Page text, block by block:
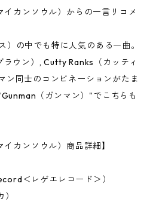
イカンソウル）からの一言リコメ
の中でも特に人気のある一曲。
ウン）, Cutty Ranks（カッティ
ン同士のコンビネーションがたま
（ガンマン）"でこちらも
カンソウル）商品詳細】
＜レゲエレコード＞）